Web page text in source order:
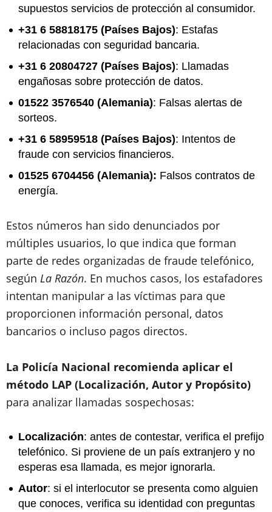
supuestos servicios de protección al consumidor.
+31 6 58818175 (Países Bajos): Estafas
relacionadas con seguridad bancaria.
+31 6 20804727 (Países Bajos): Llamadas
engañosas sobre protección de datos.
01522 3576540 (Alemania): Falsas alertas de
sorteos.
+31 6 58959518 (Países Bajos): Intentos de
fraude con servicios financieros.
01525 6704456 (Alemania): Falsos contratos de
energía.
Estos números han sido denunciados por
múltiples usuarios, lo que indica que forman
parte de redes organizadas de fraude telefónico,
según La Razón. En muchos casos, los estafadores
intentan manipular a las víctimas para que
proporcionen información personal, datos
bancarios o incluso pagos directos.
La Policía Nacional recomienda aplicar el
método LAP (Localización, Autor y Propósito)
para analizar llamadas sospechosas:
Localización: antes de contestar, verifica el prefijo
telefónico. Si proviene de un país extranjero y no
esperas esa llamada, es mejor ignorarla.
Autor: si el interlocutor se presenta como alguien
que conoces, verifica su identidad con preguntas